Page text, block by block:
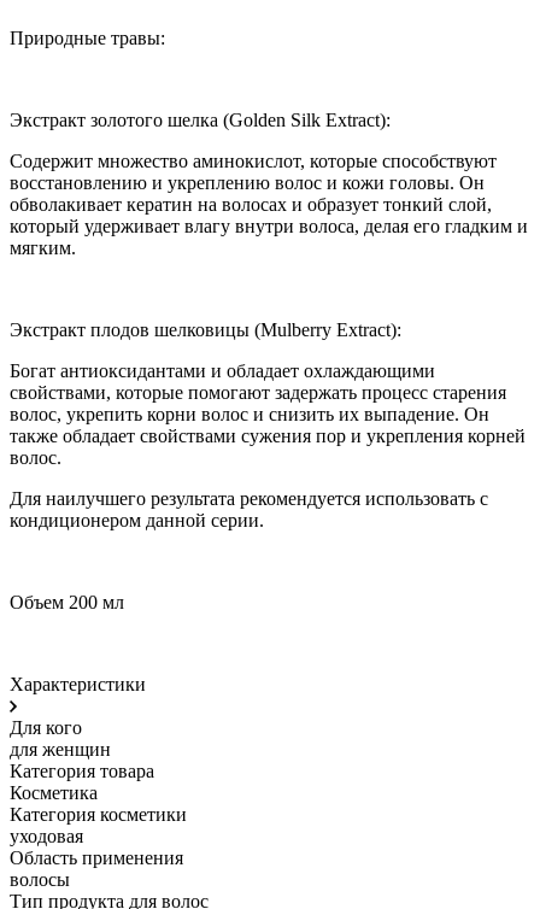
Природные травы:
Экстракт золотого шелка (Golden Silk Extract):
Содержит множество аминокислот, которые способствуют
восстановлению и укреплению волос и кожи головы. Он
обволакивает кератин на волосах и образует тонкий слой,
который удерживает влагу внутри волоса, делая его гладким и
мягким.
Экстракт плодов шелковицы (Mulberry Extract):
Богат антиоксидантами и обладает охлаждающими
свойствами, которые помогают задержать процесс старения
волос, укрепить корни волос и снизить их выпадение. Он
также обладает свойствами сужения пор и укрепления корней
волос.
Для наилучшего результата рекомендуется использовать с
кондиционером данной серии.
Объем 200 мл
Характеристики
Для кого
для женщин
Категория товара
Косметика
Категория косметики
уходовая
Область применения
волосы
Тип продукта для волос